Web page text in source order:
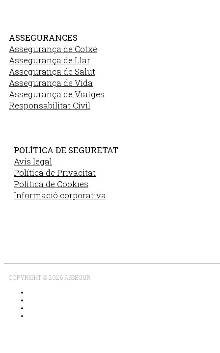
ASSEGURANCES
Assegurança de Cotxe
Assegurança de Llar
Assegurança de Salut
Assegurança de Vida
Assegurança de Viatges
Responsabilitat Civil
POLÍTICA DE SEGURETAT
Avís legal
Política de Privacitat
Política de Cookies
Informació corporativa
COPYRIGHT © 2026 ASSEGUR